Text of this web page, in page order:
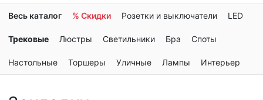
Весь каталог % Скидки Розетки и выключатели LED
Трековые Люстры Светильники Бра Споты
Настольные Торшеры Уличные Лампы Интерьер